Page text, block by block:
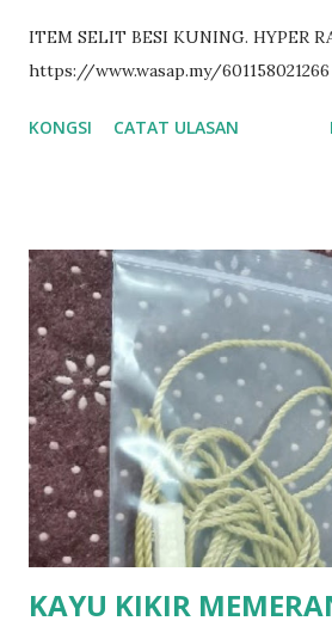
ITEM SELIT BESI KUNING. HYPER
https://www.wasap.my/601158021266
KONGSI CATAT ULASAN
KAYU KIKIR